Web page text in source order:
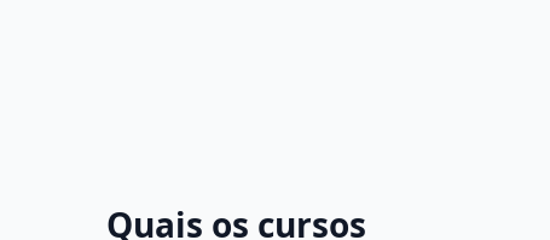
Quais os cursos